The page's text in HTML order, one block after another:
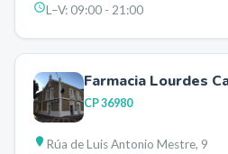
L–V:09:00 - 21:00
Farmacia Lourdes
CP36980
Rúa de Luis Antonio Mestre, 9